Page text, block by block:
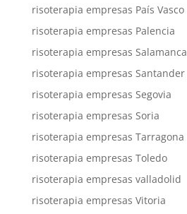
risoterapia empresas País Vasco
risoterapia empresas Palencia
risoterapia empresas Salamanca
risoterapia empresas Santander
risoterapia empresas Segovia
risoterapia empresas Soria
risoterapia empresas Tarragona
risoterapia empresas Toledo
risoterapia empresas valladolid
risoterapia empresas Vitoria